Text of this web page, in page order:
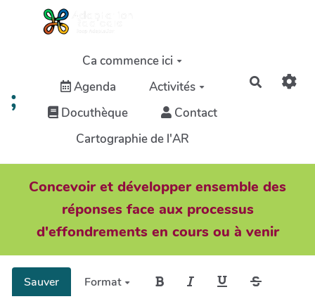
Aller au contenu principal
;
Ca commence ici
Agenda
Activités
Docuthèque
Contact
Cartographie de l'AR
Concevoir et développer ensemble des
réponses face aux processus
d'effondrements en cours ou à venir
Sauver
Format